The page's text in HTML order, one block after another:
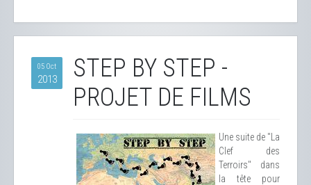
05 Oct
2013
STEP BY STEP -
PROJET DE FILMS
Une suite de "La
Clef des
Terroirs" dans
la tête pour